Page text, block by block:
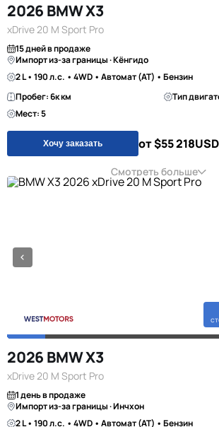
2026 BMW X3
xDrive 20 M Sport Pro
15 дней в продаже
Импорт из-за границы · Кёнгидо
2 L • 190 л.с. • 4WD • Автомат (AT) • Бензин
Пробег: 6к км
Тип
Мест: 5
Хочу заказать от $55 218USD
Смотреть больше
2026 BMW X3
xDrive 20 M Sport Pro
1 день в продаже
Импорт из-за границы · Инчхон
2 L • 190 л.с. • 4WD • Автомат (AT) • Бензин